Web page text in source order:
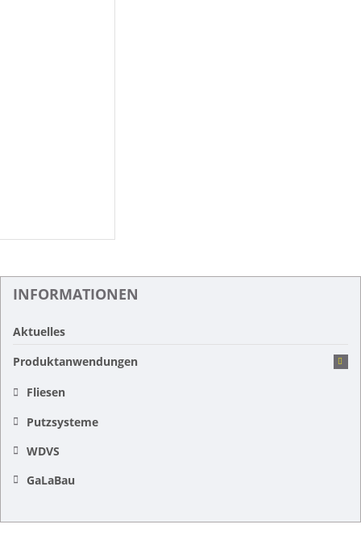
INFORMATIONEN
Aktuelles
Produktanwendungen
Fliesen
Putzsysteme
WDVS
GaLaBau